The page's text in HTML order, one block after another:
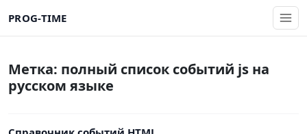
PROG-TIME
Метка: полный список событий js на
русском языке